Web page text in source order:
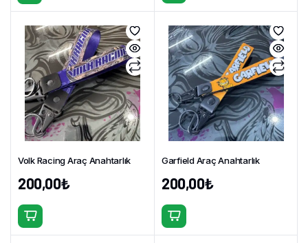
Volk Racing Araç Anahtarlık
200,00₺
Garfield Araç Anahtarlık
200,00₺